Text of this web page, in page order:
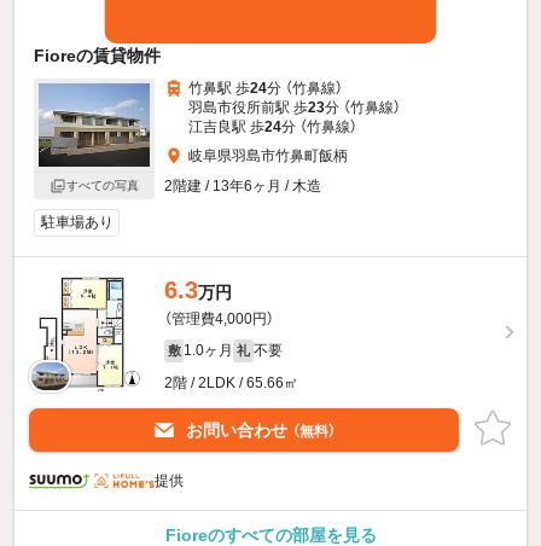
Fioreの賃貸物件
すべての写真
竹鼻駅 歩24分 （竹鼻線）
羽島市役所前駅 歩23分 （竹鼻線）
江吉良駅 歩24分 （竹鼻線）
岐阜県羽島市竹鼻町飯柄
2階建 / 13年6ヶ月 / 木造
駐車場あり
6.3万円
（管理費4,000円）
敷 1.0ヶ月 礼 不要
2階 / 2LDK / 65.66㎡
お問い合わせ （無料）
提供
Fioreのすべての部屋を見る